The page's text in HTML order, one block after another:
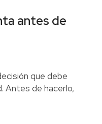
antes de
que debe
Antes de hacerlo,